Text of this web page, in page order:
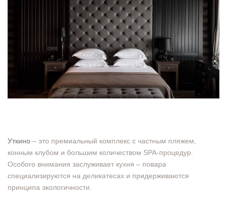
Уткино – это премиальный комплекс с частным пляжем,
конным клубом и большим количеством SPA-процедур.
Особого внимания заслуживает кухня – повара
специализируются на деликатесах и придерживаются
принципа экологичности.